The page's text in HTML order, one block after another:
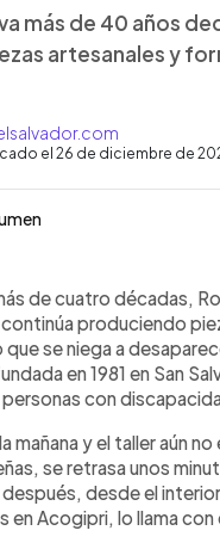
más de 40 años
artesanales y
el 26 de diciembre de
artículo
tiene 61 años y más
una
laboral de personas
de barro
todo el proceso
universitarios
y constancia, ha
y mantiene viva
de cuatro décadas,
produciendo
se niega a
en 1981 en San
con
mañana y el taller aún
se retrasa unos
desde el
en Acogipri, lo llama